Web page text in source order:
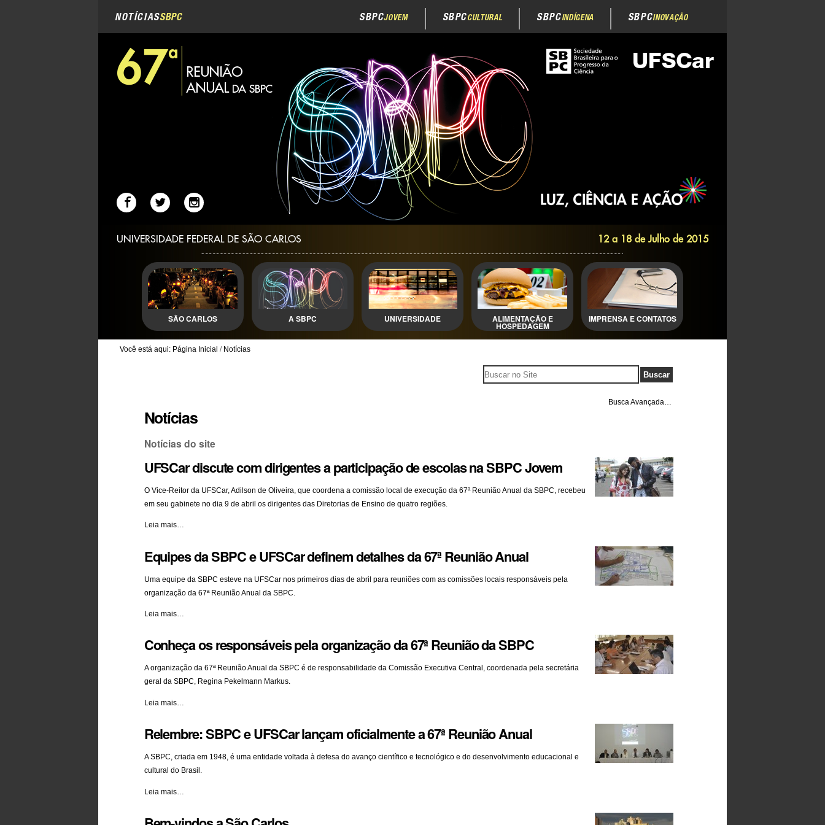
NOTÍCIASSBPC SBPCJOVEM SBPCCULTURAL SBPCINDÍGENA SBPCINOVAÇÃO
UNIVERSIDADE FEDERAL DE SÃO CARLOS 12 a 18 de Julho de 2015
SÃO CARLOS A SBPC UNIVERSIDADE ALIMENTAÇÃO E
HOSPEDAGEM
IMPRENSA E CONTATOS
Você está aqui: Página Inicial / Notícias
Busca Avançada…
Notícias
Notícias do site
UFSCar discute com dirigentes a participação de escolas na SBPC Jovem
O Vice-Reitor da UFSCar, Adilson de Oliveira, que coordena a comissão local de execução da 67ª Reunião Anual da SBPC, recebeu
em seu gabinete no dia 9 de abril os dirigentes das Diretorias de Ensino de quatro regiões.
UFSCar
com
dirigentes
a
participação
escolas
SBPC
-
Leia mais…
Equipes da SBPC e UFSCar definem detalhes da 67ª Reunião Anual
Uma equipe da SBPC esteve na UFSCar nos primeiros dias de abril para reuniões com as comissões locais responsáveis pela
organização da 67ª Reunião Anual da SBPC.
Equipes
SBPC
UFSCar
definem
da
Reunião
-
Leia mais…
Conheça os responsáveis pela organização da 67ª Reunião da SBPC
A organização da 67ª Reunião Anual da SBPC é de responsabilidade da Comissão Executiva Central, coordenada pela secretária
geral da SBPC, Regina Pekelmann Markus.
Conheça
responsáveis
organização
da
Reunião
Leia mais…
Relembre: SBPC e UFSCar lançam oficialmente a 67ª Reunião Anual
A SBPC, criada em 1948, é uma entidade voltada à defesa do avanço científico e tecnológico e do desenvolvimento educacional e
cultural do Brasil.
Relembre:
e
Leia mais…